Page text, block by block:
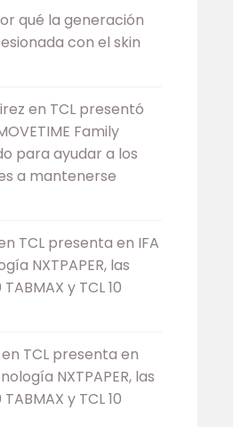
qué la generación
con el skin
en TCL presentó
Family
para ayudar a los
a mantenerse
TCL presenta en IFA
NXTPAPER, las
y TCL 10
en TCL presenta en
NXTPAPER, las
y TCL 10